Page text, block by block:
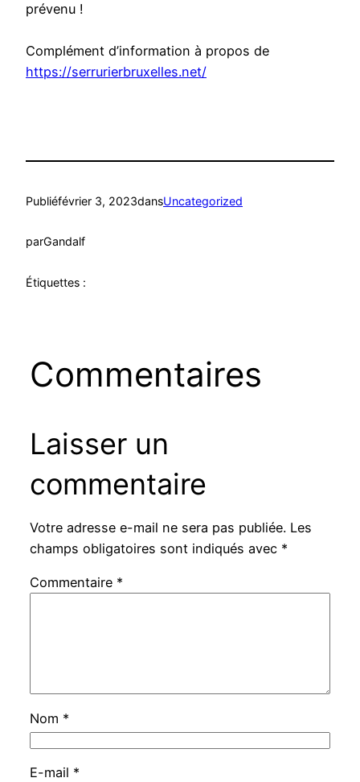
prévenu !
Complément d’information à propos de
https://serrurierbruxelles.net/
Publiéfévrier 3, 2023dansUncategorized
parGandalf
Étiquettes :
Commentaires
Laisser un
commentaire
Votre adresse e-mail ne sera pas publiée. Les
champs obligatoires sont indiqués avec *
Commentaire *
Nom *
E-mail *